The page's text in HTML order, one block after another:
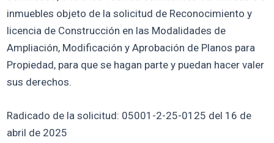
inmuebles objeto de la solicitud de Reconocimiento y
licencia de Construcción en las Modalidades de
Ampliación, Modificación y Aprobación de Planos para
Propiedad, para que se hagan parte y puedan hacer valer
sus derechos.
Radicado de la solicitud: 05001-2-25-0125 del 16 de
abril de 2025